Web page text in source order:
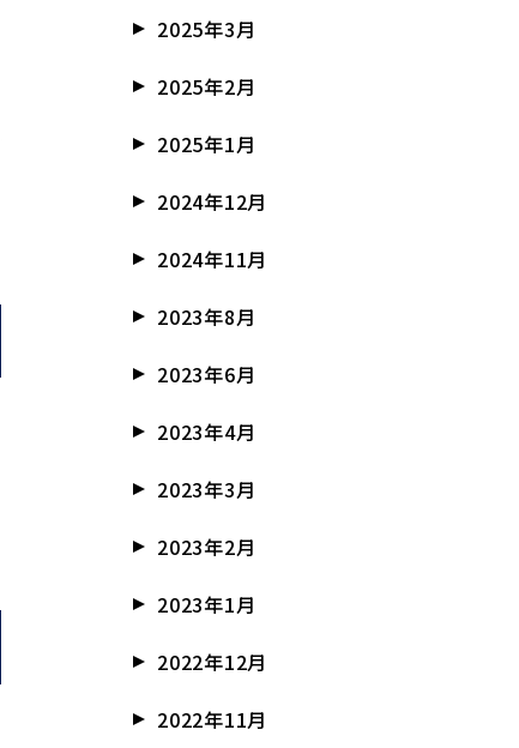
2025年3月
2025年2月
2025年1月
2024年12月
2024年11月
2023年8月
2023年6月
2023年4月
2023年3月
2023年2月
2023年1月
2022年12月
2022年11月